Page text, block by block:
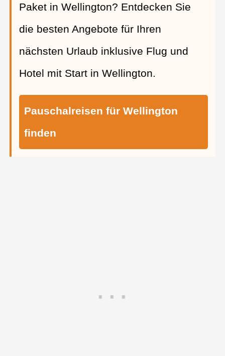
Paket in Wellington? Entdecken Sie
die besten Angebote für Ihren
nächsten Urlaub inklusive Flug und
Hotel mit Start in Wellington.
Pauschalreisen für Wellington
finden